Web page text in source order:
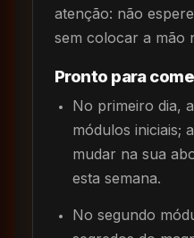
atenção: não
sem colocar a mão
Pronto para
No primeiro dia,
módulos iniciais;
mudar na sua
esta semana.
No segundo